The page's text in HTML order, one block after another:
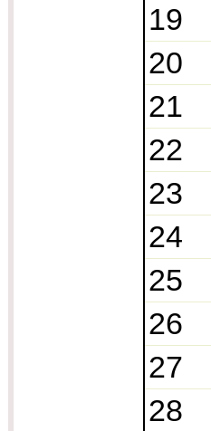
19
20
21
22
23
24
25
26
27
28